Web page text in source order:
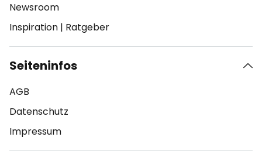
Newsroom
Inspiration | Ratgeber
Seiteninfos
AGB
Datenschutz
Impressum